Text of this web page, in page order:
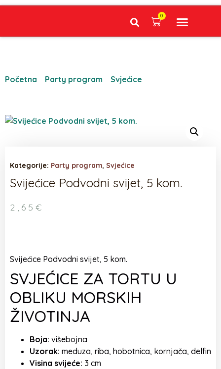
0
Početna Party program Svjećice
Kategorije: Party program Svjećice
Svijećice Podvodni svijet, 5 kom.
2,65 €
Svijećice Podvodni svijet, 5 kom.
SVJEĆICE ZA TORTU U
OBLIKU MORSKIH
ŽIVOTINJA
Boja: višebojna
Uzorak: meduza, riba, hobotnica, kornjača, delfin
Visina svijeće: 3 cm